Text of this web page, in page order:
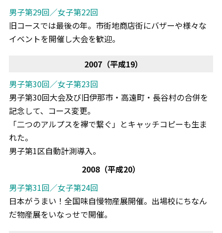
男子第29回／女子第22回
旧コースでは最後の年。市街地商店街にバザーや様々な
イベントを開催し大会を歓迎。
2007（平成19）
男子第30回／女子第23回
男子第30回大会及び旧伊那市・高遠町・長谷村の合併を
記念して、コース変更。
「二つのアルプスを襷で繋ぐ」とキャッチコピーも生ま
れた。
男子第1区自動計測導入。
2008（平成20）
男子第31回／女子第24回
日本がうまい！全国味自慢物産展開催。出場校にちなん
だ物産展をいなっせで開催。